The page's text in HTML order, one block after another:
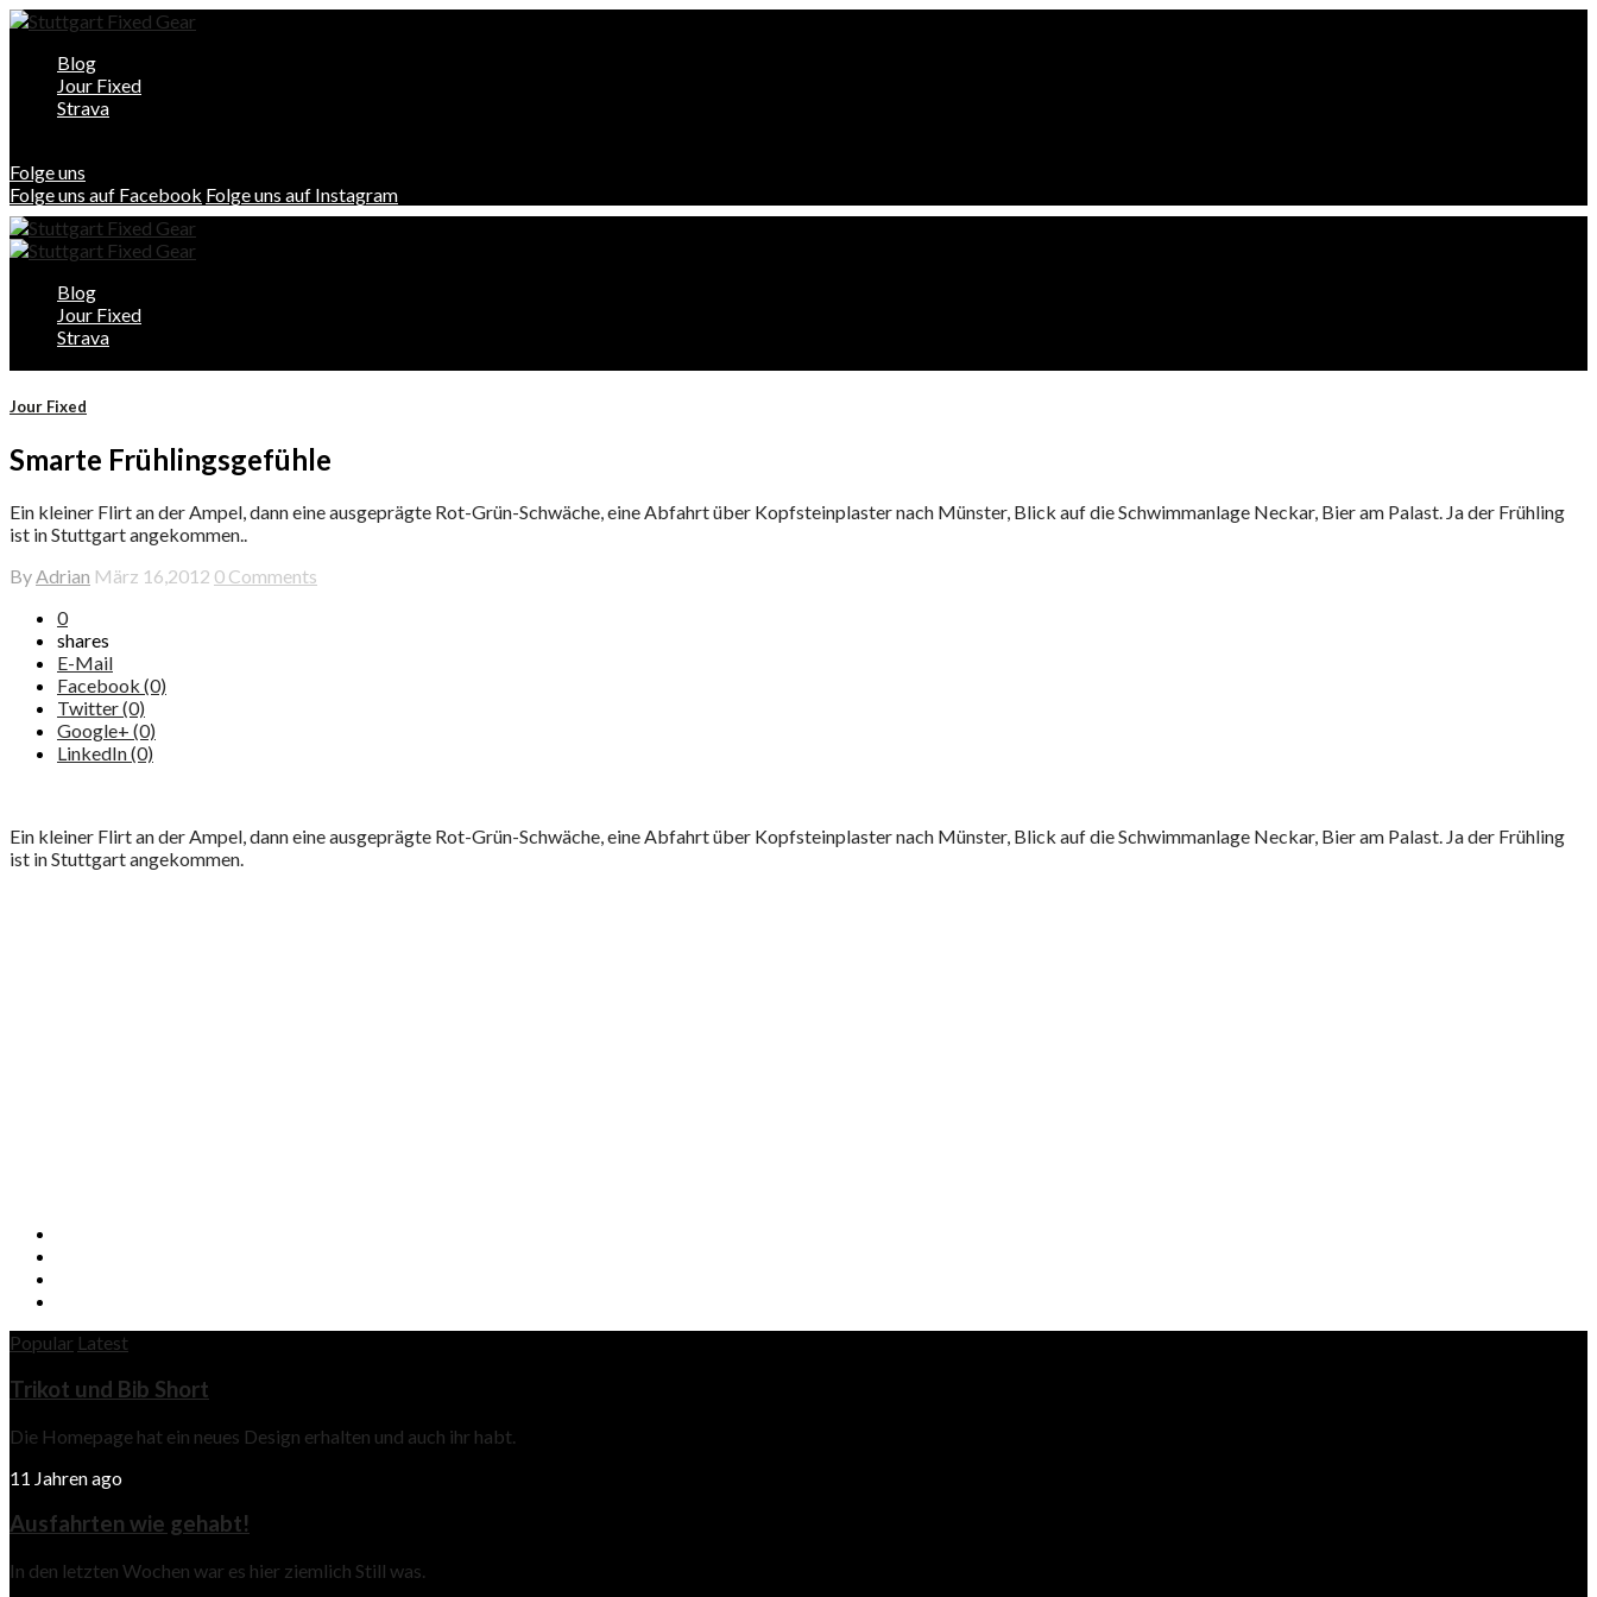
Blog
Jour Fixed
Strava
Folge uns
Folge uns auf Facebook Folge uns auf Instagram
Blog
Jour Fixed
Strava
Jour Fixed
Smarte Frühlingsgefühle
Ein kleiner Flirt an der Ampel, dann eine ausgeprägte Rot-Grün-Schwäche, eine Abfahrt über Kopfsteinplaster nach Münster, Blick auf die Schwimmanlage Neckar, Bier am Palast. Ja der Frühling
ist in Stuttgart angekommen..
ByAdrian März 16,2012 0 Comments
0
shares
E-Mail
Facebook (0)
Twitter (0)
Google+ (0)
LinkedIn (0)
Ein kleiner Flirt an der Ampel, dann eine ausgeprägte Rot-Grün-Schwäche, eine Abfahrt über Kopfsteinplaster nach Münster, Blick auf die Schwimmanlage Neckar, Bier am Palast. Ja der Frühling
ist in Stuttgart angekommen.
Popular Latest
Trikot und Bib Short
Die Homepage hat ein neues Design erhalten und auch ihr habt.
11 Jahren ago
Ausfahrten wie gehabt!
In den letzten Wochen war es hier ziemlich Still was.